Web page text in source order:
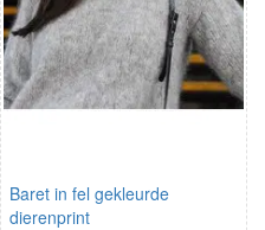
Baret in fel gekleurde
dierenprint